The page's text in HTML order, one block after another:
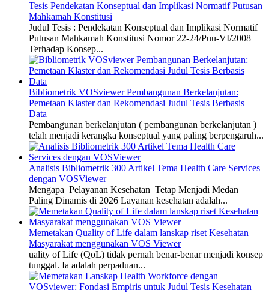
Tesis Pendekatan Konseptual dan Implikasi Normatif Putusan
Mahkamah Konstitusi
Judul Tesis : Pendekatan Konseptual dan Implikasi Normatif
Putusan Mahkamah Konstitusi Nomor 22-24/Puu-VI/2008
Terhadap Konsep...
Bibliometrik VOSviewer Pembangunan Berkelanjutan:
Pemetaan Klaster dan Rekomendasi Judul Tesis Berbasis
Data
Pembangunan berkelanjutan ( pembangunan berkelanjutan )
telah menjadi kerangka konseptual yang paling berpengaruh...
Analisis Bibliometrik 300 Artikel Tema Health Care Services
dengan VOSViewer
Mengapa Pelayanan Kesehatan Tetap Menjadi Medan
Paling Dinamis di 2026 Layanan kesehatan adalah...
Memetakan Quality of Life dalam lanskap riset Kesehatan
Masyarakat menggunakan VOS Viewer
uality of Life (QoL) tidak pernah benar-benar menjadi konsep
tunggal. Ia adalah perpaduan...